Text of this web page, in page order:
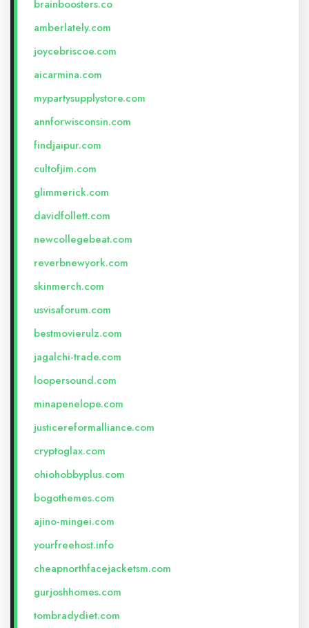
brainboosters.co
amberlately.com
joycebriscoe.com
aicarmina.com
mypartysupplystore.com
annforwisconsin.com
findjaipur.com
cultofjim.com
glimmerick.com
davidfollett.com
newcollegebeat.com
reverbnewyork.com
skinmerch.com
usvisaforum.com
bestmovierulz.com
jagalchi-trade.com
loopersound.com
minapenelope.com
justicereformalliance.com
cryptoglax.com
ohiohobbyplus.com
bogothemes.com
ajino-mingei.com
yourfreehost.info
cheapnorthfacejacketsm.com
gurjoshhomes.com
tombradydiet.com